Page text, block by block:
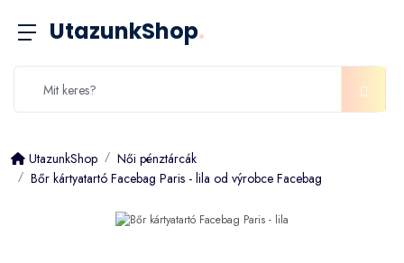
UtazunkShop.
UtazunkShop
Női pénztárcák
Bőr kártyatartó Facebag Paris - lila od výrobce Facebag